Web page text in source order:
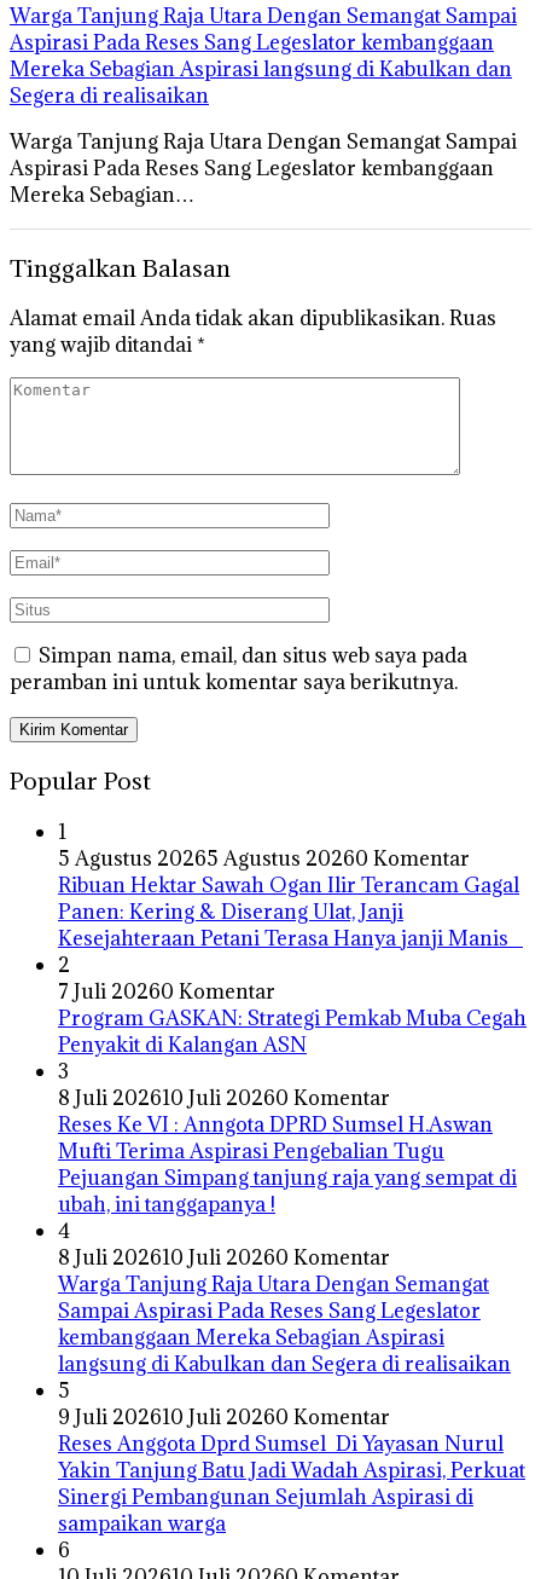
Warga Tanjung Raja Utara Dengan Semangat Sampai
Aspirasi Pada Reses Sang Legeslator kembanggaan
Mereka Sebagian Aspirasi langsung di Kabulkan dan
Segera di realisaikan
Warga Tanjung Raja Utara Dengan Semangat Sampai
Aspirasi Pada Reses Sang Legeslator kembanggaan
Mereka Sebagian…
Tinggalkan Balasan
Alamat email Anda tidak akan dipublikasikan.Ruas
yang wajib ditandai *
Simpan nama, email, dan situs web saya pada
peramban ini untuk komentar saya berikutnya.
Popular Post
1
5 Agustus 20265 Agustus 20260 Komentar
Ribuan Hektar Sawah Ogan Ilir Terancam Gagal
Panen: Kering & Diserang Ulat, Janji
Kesejahteraan Petani Terasa Hanya janji Manis
2
7 Juli 20260 Komentar
Program GASKAN: Strategi Pemkab Muba Cegah
Penyakit di Kalangan ASN
3
8 Juli 202610 Juli 20260 Komentar
Reses Ke VI : Anngota DPRD Sumsel H.Aswan
Mufti Terima Aspirasi Pengebalian Tugu
Pejuangan Simpang tanjung raja yang sempat di
ubah, ini tanggapanya !
4
8 Juli 202610 Juli 20260 Komentar
Warga Tanjung Raja Utara Dengan Semangat
Sampai Aspirasi Pada Reses Sang Legeslator
kembanggaan Mereka Sebagian Aspirasi
langsung di Kabulkan dan Segera di realisaikan
5
9 Juli 202610 Juli 20260 Komentar
Reses Anggota Dprd Sumsel Di Yayasan Nurul
Yakin Tanjung Batu Jadi Wadah Aspirasi, Perkuat
Sinergi Pembangunan Sejumlah Aspirasi di
sampaikan warga
6